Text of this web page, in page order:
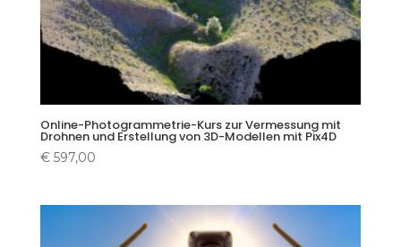
Online-Photogrammetrie-Kurs zur Vermessung mit
Drohnen und Erstellung von 3D-Modellen mit Pix4D
€597,00